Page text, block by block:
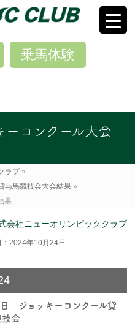
乗馬体験
コンクール大会
ラブ »
与馬競技会大会結果 »
果
会社ニューオリンピッククラブ
：2024年10月24日
ジョッキーコンクール貸
技会